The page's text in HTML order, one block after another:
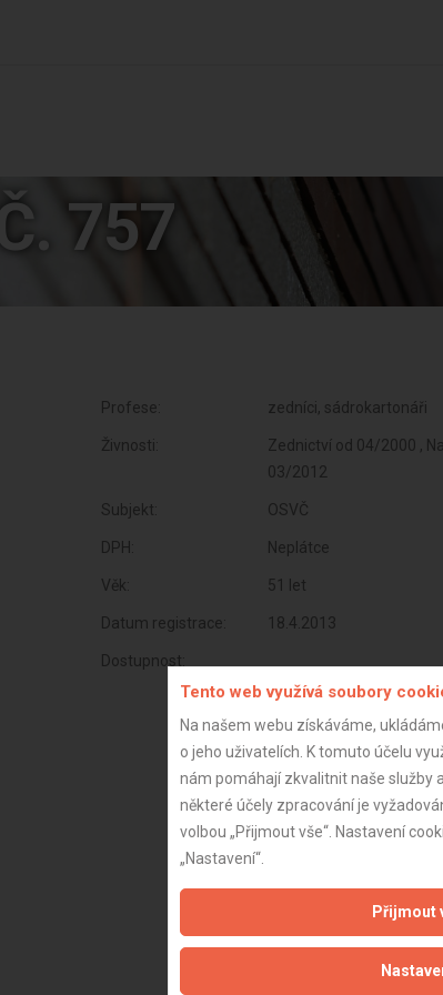
757
Profese: zedníci, sádrokartonáři
Živnosti:
Zednictví od 04/2000 ,
03/2012
Subjekt: OSVČ
DPH: Neplátce
Věk: 51 let
Datum registrace: 18.4.2013
Dostupnost:
Tento web využívá soubory
Na našem webu získáváme,
o jeho uživatelích. K tomuto účelu
nám pomáhají zkvalitnit naše služby
některé účely zpracování je
volbou „Přijmout vše“. Nastavení
„Nastavení“.
Přijmout